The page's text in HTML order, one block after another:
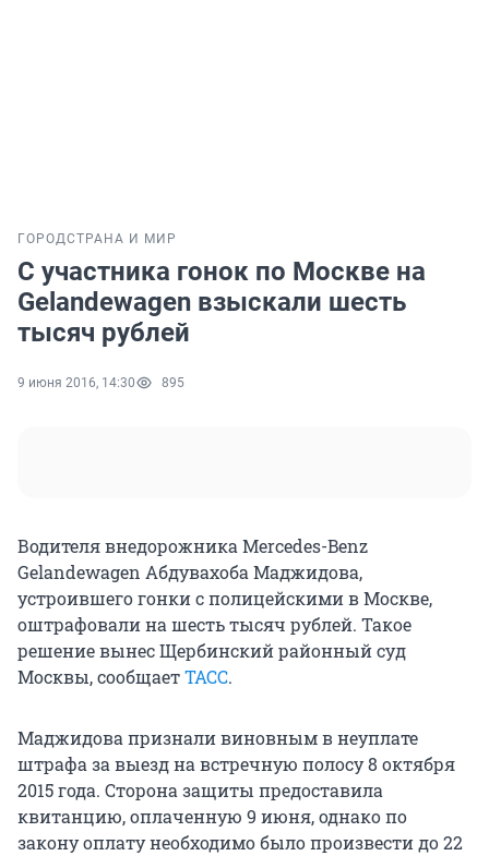
ГОРОДСТРАНА И МИР
С участника гонок по Москве на
Gelandewagen взыскали шесть
тысяч рублей
9 июня 2016, 14:30 895
Водителя внедорожника Mercedes-Benz
Gelandewagen Абдувахоба Маджидова,
устроившего гонки с полицейскими в Москве,
оштрафовали на шесть тысяч рублей. Такое
решение вынес Щербинский районный суд
Москвы, сообщаетТАСС.
Маджидова признали виновным в неуплате
штрафа за выезд на встречную полосу 8 октября
2015 года. Сторона защиты предоставила
квитанцию, оплаченную 9 июня, однако по
закону оплату необходимо было произвести до 22